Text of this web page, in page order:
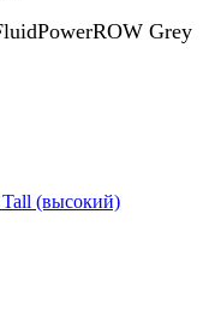
Grey